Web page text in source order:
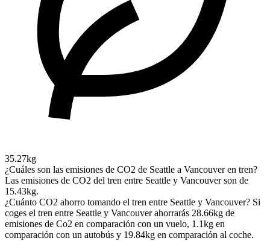
35.27kg
¿Cuáles son las emisiones de CO2 de Seattle a Vancouver en tren?
Las emisiones de CO2 del tren entre Seattle y Vancouver son de
15.43kg.
¿Cuánto CO2 ahorro tomando el tren entre Seattle y Vancouver? Si
coges el tren entre Seattle y Vancouver ahorrarás 28.66kg de
emisiones de Co2 en comparación con un vuelo, 1.1kg en
comparación con un autobús y 19.84kg en comparación al coche.